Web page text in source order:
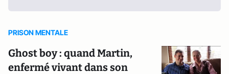
PRISON MENTALE
Ghost boy : quand Martin,
enfermé vivant dans son